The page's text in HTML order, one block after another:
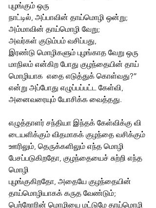
புழங்கும் ஒரு
நாட்டில், அப்பாவின் தாய்மொழி ஒன்று;
அம்மாவின் தாய்மொழி வேறு;
அவர்கள் குடும்பம் வசிப்பது,
இரண்டு மொழிகளும் புழங்காத வேறு ஒரு
மாநிலம் என்கிற போது குழந்தையின் தாய்
மொழியாக  எதை எடுத்துக் கொள்வது?”
என்று அப்போது எழுப்பப்பட்ட கேள்வி,
அனைவரையும் யோசிக்க வைத்தது.
எழுத்தாளர் சந்தியா இந்தக் கேள்விக்கு வி
டையளிக்கும் விதமாகக் குழந்தை வசிக்கும்
ஊரிலும், தெருக்களிலும் எந்த மொழி
பேசப்படுகிறதோ, குழந்தையைச் சுற்றி எந்த
மொழி
புழங்குகிறதோ, அதையே குழந்தையின்
தாய்மொழியாகக் கருத வேண்டும்;
பெற்றோரின் மொழியை மட்டுமே தாய்மொழி